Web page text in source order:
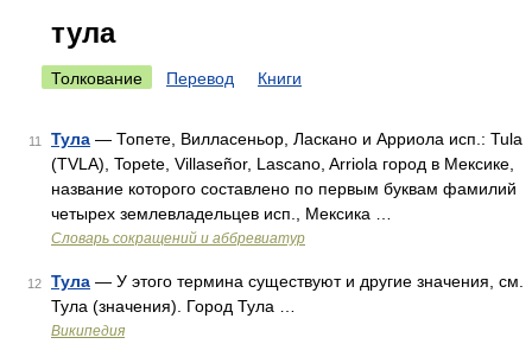
тула
Толкование Перевод Книги
11 Тула — Топете, Вилласеньор, Ласкано и Арриола исп.: Tula
(TVLA), Topete, Villaseñor, Lascano, Arriola город в Мексике,
название которого составлено по первым буквам фамилий
четырех землевладельцев исп., Мексика …
Словарь сокращений и аббревиатур
12 Тула — У этого термина существуют и другие значения, см.
Тула (значения). Город Тула …
Википедия